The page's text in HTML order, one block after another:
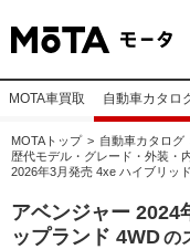
MOTA車買取 自動車カタロ
MOTAトップ 自動車カタログ
歴代モデル・グレード・外装・
2026年3月発売 4xe ハイブリッ
アベンジャー 2024
ップランド 4WDの